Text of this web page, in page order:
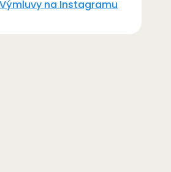
Výmluvy na Instagramu